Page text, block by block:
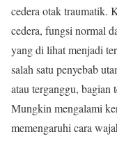
cedera otak traumatik.
cedera, fungsi normal
yang di lihat menjadi
salah satu penyebab
atau terganggu, bagian
Mungkin mengalami
memengaruhi cara